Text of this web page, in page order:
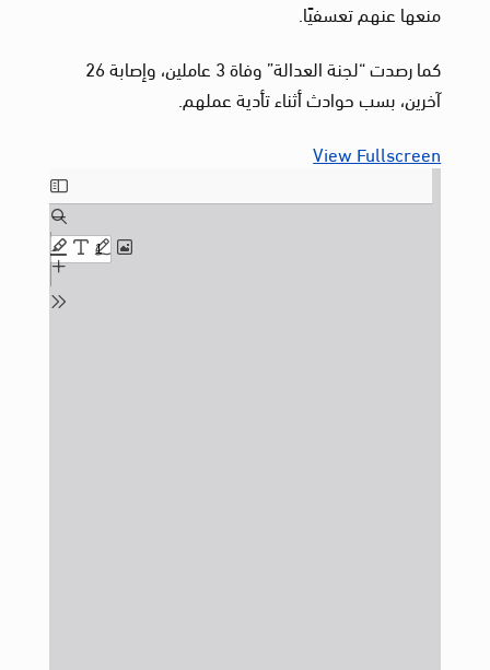
منعها عنهم تعسفيًا.
كما رصدت “لجنة العدالة” وفاة 3 عاملين، وإصابة 26
آخرين، بسب حوادث أثناء تأدية عملهم.
View Fullscreen
to